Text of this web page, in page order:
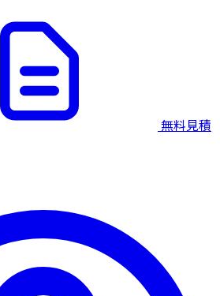
無料見積